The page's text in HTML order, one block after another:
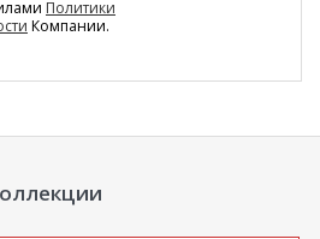
Политики
Компании.